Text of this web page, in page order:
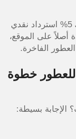
استخدام كود vperfumes (AD42) يمنحك 5% استرداد نقدي
أصلاً على الموقع،
الفاخرة.
خطوة
بسيطة: